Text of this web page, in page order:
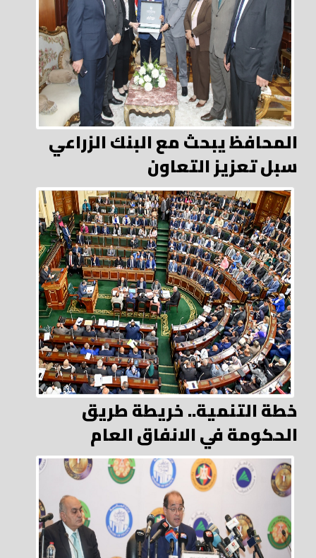
المحافظ يبحث مع البنك الزراعي
سبل تعزيز التعاون
خطة التنمية.. خريطة طريق
الحكومة في الانفاق العام